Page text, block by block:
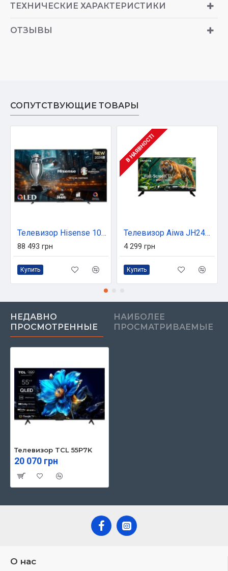
ТЕХНИЧЕСКИЕ ХАРАКТЕРИСТИКИ
ОТЗЫВЫ
СОПУТСТВУЮЩИЕ ТОВАРЫ
Телевизор Hisense 100E7NQ PRO
88 493 грн
Купить
В НАЯВНОСТІ
Телевизор Aiwa JH24DT180S
4 299 грн
Купить
НЕДАВНО
ПРОСМОТРЕННЫЕ
НАИБОЛЕЕ
ПРОСМАТРИВАЕМЫЕ
Телевизор TCL 55P7K
20 070 грн
О нас